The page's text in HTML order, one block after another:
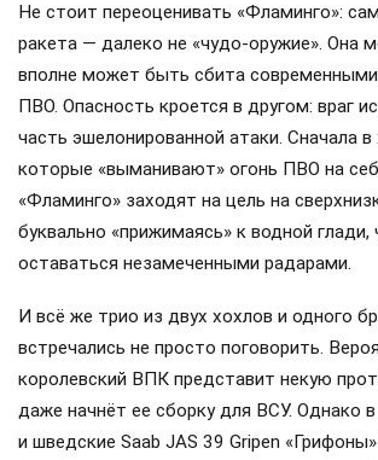
Не стоит переоценивать «Фламинго»:
ракета — далеко не «чудо-оружие». Она
вполне может быть сбита
ПВО. Опасность кроется в другом: враг
часть эшелонированной атаки. Сначала
которые «выманивают» огонь ПВО на
«Фламинго» заходят на цель на
буквально «прижимаясь» к водной
оставаться незамеченными радарами.
И всё же трио из двух хохлов и одного
встречались не просто поговорить.
королевский ВПК представит некую
даже начнёт ее сборку для ВСУ. Однако
и шведские Saab JAS 39 Gripen